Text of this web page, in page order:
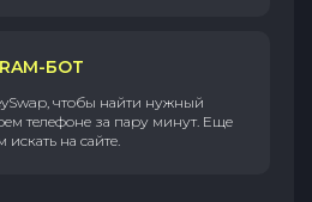
БОТ
чтобы найти нужный
телефоне за пару минут. Еще
на сайте.